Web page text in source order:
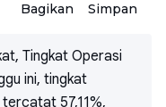
Bagikan Simpan
Tingkat Operasi
ini, tingkat
57,11%,